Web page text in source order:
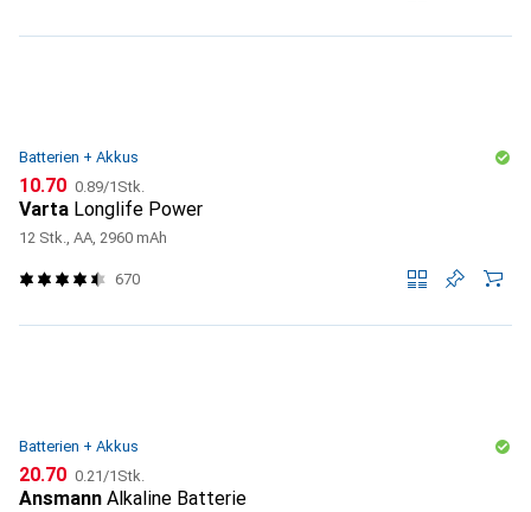
Batterien + Akkus
CHF
10.70 CHF
0.89/1Stk.
Varta Longlife Power
12 Stk., AA, 2960 mAh
670
Batterien + Akkus
CHF
20.70 CHF
0.21/1Stk.
Ansmann Alkaline Batterie